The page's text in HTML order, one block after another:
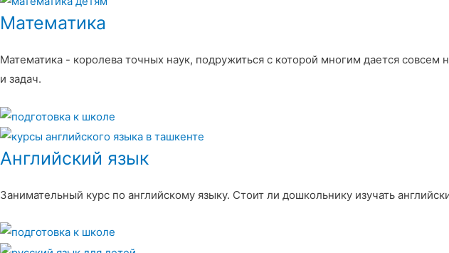
Математика
Математика - королева точных наук, подружиться с которой многим дается
и задач.
Английский язык
Занимательный курс по английскому языку. Стоит ли дошкольнику изучать